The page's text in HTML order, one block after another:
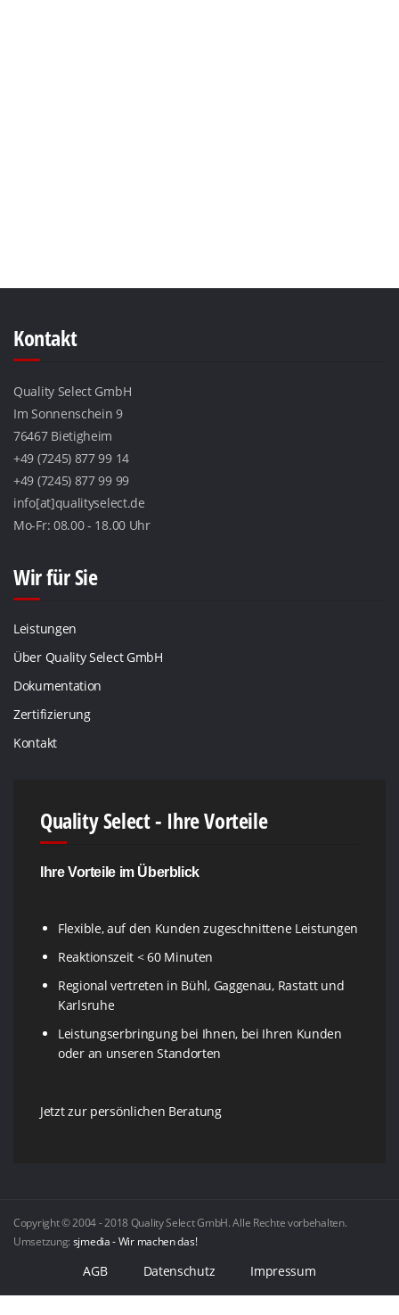
Kontakt
Quality Select GmbH
Im Sonnenschein 9
76467 Bietigheim
+49 (7245) 877 99 14
+49 (7245) 877 99 99
info[at]qualityselect.de
Mo-Fr: 08.00 - 18.00 Uhr
Wir für Sie
Leistungen
Über Quality Select GmbH
Dokumentation
Zertifizierung
Kontakt
Quality Select - Ihre Vorteile
Ihre Vorteile im Überblick
Flexible, auf den Kunden zugeschnittene Leistungen
Reaktionszeit < 60 Minuten
Regional vertreten in Bühl, Gaggenau, Rastatt und
Karlsruhe
Leistungserbringung bei Ihnen, bei Ihren Kunden
oder an unseren Standorten
Jetzt zur persönlichen Beratung
Copyright © 2004 - 2018 Quality Select GmbH. Alle Rechte vorbehalten.
Umsetzung: sjmedia - Wir machen das!
AGB Datenschutz Impressum